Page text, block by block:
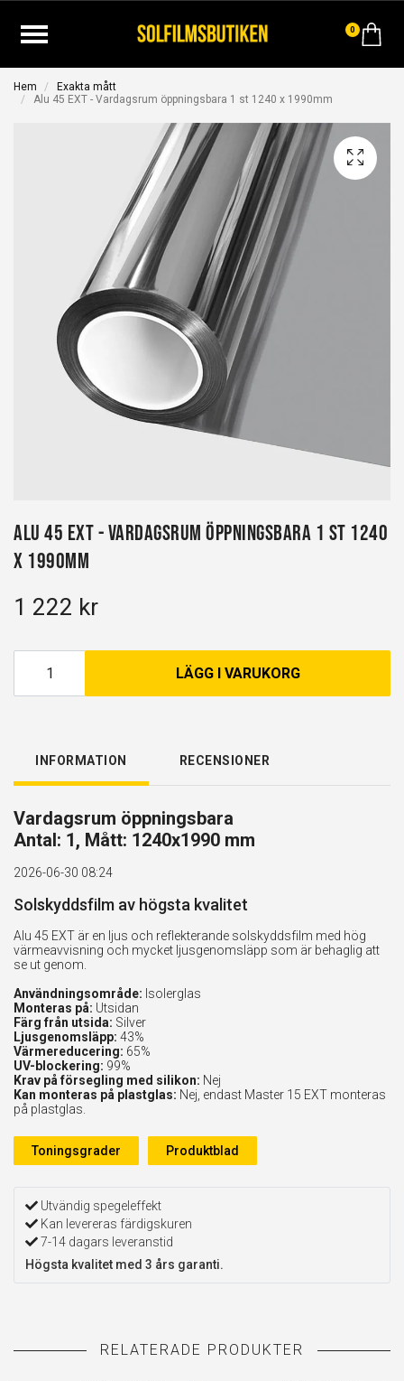
0
Hem
Exakta mått
Alu 45 EXT - Vardagsrum öppningsbara 1 st 1240 x 1990mm
Alu 45 EXT - Vardagsrum öppningsbara 1 st 1240
x 1990mm
1 222 kr
LÄGG I VARUKORG
INFORMATION RECENSIONER
Vardagsrum öppningsbara
Antal: 1, Mått: 1240x1990 mm
2026-06-30 08:24
Solskyddsfilm av högsta kvalitet
Alu 45 EXT är en ljus och reflekterande solskyddsfilm med hög
värmeavvisning och mycket ljusgenomsläpp som är behaglig att
se ut genom.
Användningsområde: Isolerglas
Monteras på: Utsidan
Färg från utsida: Silver
Ljusgenomsläpp: 43%
Värmereducering: 65%
UV-blockering: 99%
Krav på försegling med silikon: Nej
Kan monteras på plastglas: Nej, endast Master 15 EXT monteras
på plastglas.
Toningsgrader Produktblad
Utvändig spegeleffekt
Kan levereras färdigskuren
7-14 dagars leveranstid
Högsta kvalitet med 3 års garanti.